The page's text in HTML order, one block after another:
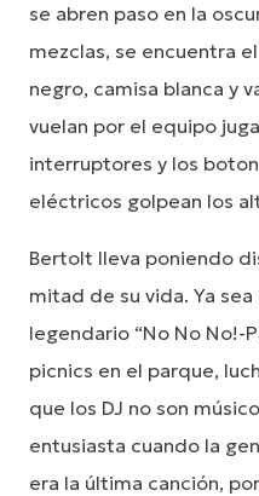
se abren paso en la
mezclas, se encuentra
negro, camisa blanca y
vuelan por el equipo
interruptores y los
eléctricos golpean los
Bertolt lleva poniendo
mitad de su vida. Ya
legendario “No No No!-
picnics en el parque,
que los DJ no son
entusiasta cuando la
era la última canción,